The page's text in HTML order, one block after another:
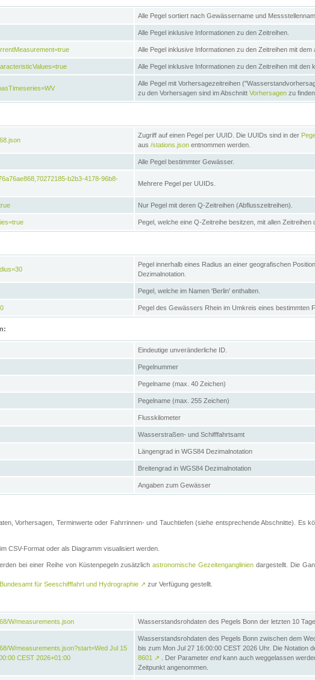
Alle Pegel sortiert nach Gewässername und
Alle Pegel inklusive Informationen zu den Zeitreihen.
Alle Pegel inklusive Informationen zu den Zeitreihen mit dem
Alle Pegel inklusive Informationen zu den Zeitreihen mit den
Alle Pegel mit Vorhersagezeitreihen
zu den Vorhersagen sind im Abschnitt Vorhersagen zu finden.
Zugriff auf einen Pegel per UUID. Die UUIDs sind in der
aus /stations.json entnommen werden.
Alle Pegel bestimmter Gewässer.
b2b3-4178-96b8-
Mehrere Pegel per UUIDs.
Nur Pegel mit deren Q-Zeitreihen (Abflusszeitreihen).
Pegel, welche eine Q-Zeitreihe besitzen, mit allen Zeitreihen
Pegel innerhalb eines Radius an einer geografischen
Dezimalnotation.
Pegel, welche im Namen 'Berlin' enthalten.
Pegel des Gewässers Rhein im Umkreis eines bestimmten
Eindeutige unveränderliche ID.
Pegelnummer
Pegelname (max. 40 Zeichen)
Pegelname (max. 255 Zeichen)
Flusskilometer
Wasserstraßen- und Schifffahrtsamt
Längengrad in WGS84 Dezimalnotation
Breitengrad in WGS84 Dezimalnotation
Angaben zum Gewässer
Vorhersagen, Terminwerte oder Fahrrinnen- und Tauchtiefen (siehe entsprechende Abschnitte). Es
CSV-Format oder als Diagramm visualisiert werden.
bei einer Reihe von Küstenpegeln zusätzlichastronomische Gezeitenganglinien dargestellt. Die
Bundesamt für Seeschifffahrt und Hydrographie ↗ zur Verfügung gestellt.
W/measurements.json Wasserstandsrohdaten des Pegels Bonn der letzten 10
W/measurements.json?start=Wed Jul 15
CEST 2026+01:00
Wasserstandsrohdaten des Pegels Bonn zwischen dem
bis zum Mon Jul 27 16:00:00 CEST 2026 Uhr. Die Notation
8601
↗ . Der Parameter endkann auch weggelassen
Zeitpunkt angenommen.